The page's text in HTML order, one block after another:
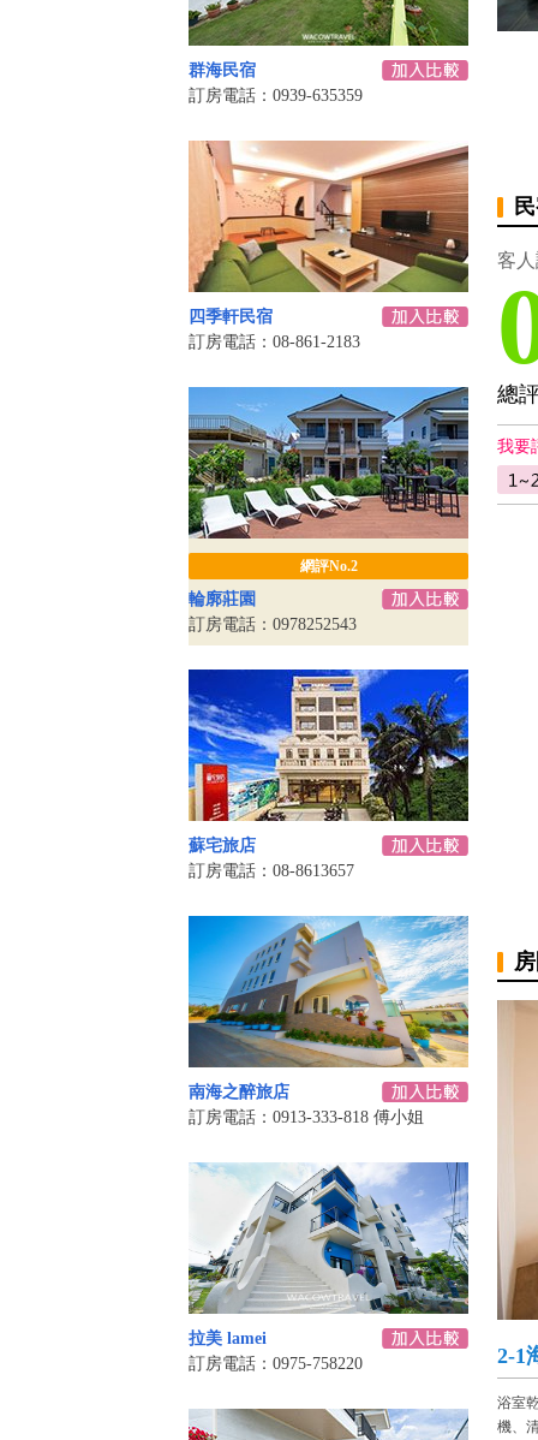
群海民宿
訂房電話：0939-635359
四季軒民宿
訂房電話：08-861-2183
網評No.2
輪廓莊園
訂房電話：0978252543
蘇宅旅店
訂房電話：08-8613657
南海之醉旅店
訂房電話：0913-333-818 傅小姐
拉美 lamei
訂房電話：0975-758220
客
總
我要
2-1
浴室
機、